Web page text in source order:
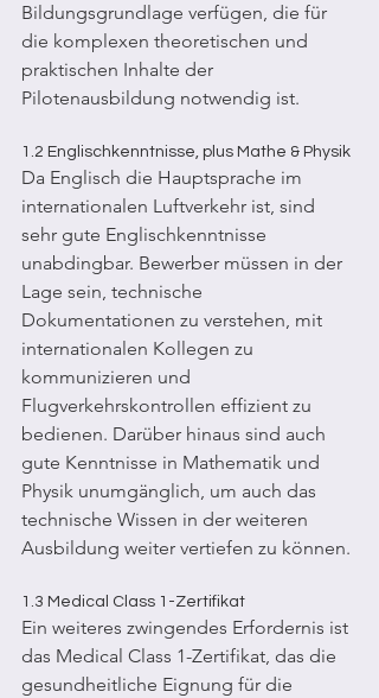
Bildungsgrundlage verfügen, die für
die komplexen theoretischen und
praktischen Inhalte der
Pilotenausbildung notwendig ist.
1.2 Englischkenntnisse, plus Mathe & Physik
Da Englisch die Hauptsprache im
internationalen Luftverkehr ist, sind
sehr gute Englischkenntnisse
unabdingbar. Bewerber müssen in der
Lage sein, technische
Dokumentationen zu verstehen, mit
internationalen Kollegen zu
kommunizieren und
Flugverkehrskontrollen effizient zu
bedienen. Darüber hinaus sind auch
gute Kenntnisse in Mathematik und
Physik unumgänglich, um auch das
technische Wissen in der weiteren
Ausbildung weiter vertiefen zu können.
1.3 Medical Class 1-Zertifikat
Ein weiteres zwingendes Erfordernis ist
das Medical Class 1-Zertifikat, das die
gesundheitliche Eignung für die